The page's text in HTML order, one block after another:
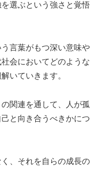
選ぶという強さと覚悟
言葉がもつ深い意味や
会においてどのような
いていきます。
関連を通して、人が孤
と向き合うべきかにつ
、それを自らの成長の